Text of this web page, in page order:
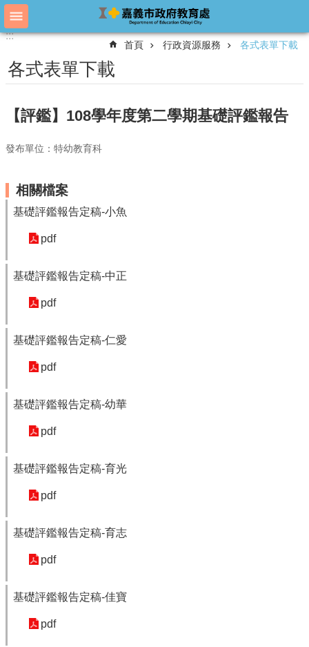
跳到主要內容區塊
進
搜
尋
育
處
況
教
單
位
消
本
學
中
::::::
首頁 行政資源服務 各式表單下載
各式表單下載
【評鑑】108學年度第二學期基礎評鑑報告
發布單位：特幼教育科
相關檔案
基礎評鑑報告定稿-小魚
pdf
基礎評鑑報告定稿-中正
pdf
基礎評鑑報告定稿-仁愛
pdf
基礎評鑑報告定稿-幼華
pdf
基礎評鑑報告定稿-育光
pdf
基礎評鑑報告定稿-育志
pdf
基礎評鑑報告定稿-佳寶
pdf